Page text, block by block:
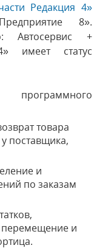
Редакция 4»
8».
Автосервис +
имеет статус
программного
товара
поставщика,
и
по заказам
перемещение и